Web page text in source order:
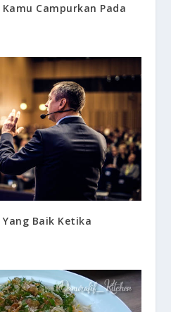
Campurkan Pada
Baik Ketika